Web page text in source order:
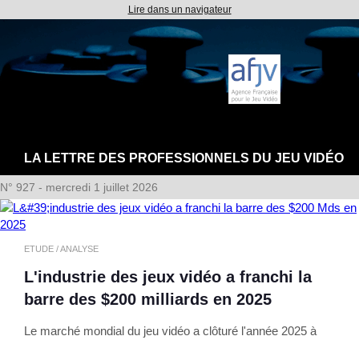
Lire dans un navigateur
LA LETTRE DES PROFESSIONNELS DU JEU VIDÉO
N° 927 - mercredi 1 juillet 2026
ETUDE / ANALYSE
L'industrie des jeux vidéo a franchi la
barre des $200 milliards en 2025
Le marché mondial du jeu vidéo a clôturé l'année 2025 à